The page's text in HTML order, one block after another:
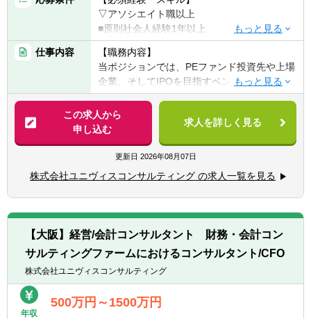
■独立行政法人や国立大学法人に対する会計
監査業務、会計及び内部統制アドバイザリー
業務
■国、中央省庁/地方公共団体に対する会計支
援業務、アドバイザリー業務
■国民から負託された税財源で運営されてい
る公益法人、学校法人、医療法人、社会福祉
■非営利法人に対する会計監査業務、会計及
び内部統制、アドバイザリー業務
▽その他
■IFRS導入支援サービス：短期調査（課題の
■品質管理業務：当法人の品質管理規程・マ
ニュアル等の整備及び運用業務、GTILの品質
管理ルールの導入及び調整など
■データ監査業務：クライアント企業の基幹
正の検出及び分析ツールの選定及び開発など
▽アソシエイト職以上
■原則社会人経験1年以上
■コンサルティング業務への興味・関心
■一緒に会社を創っていくことに対する興
味・関心
▽マネージャー職以上
■財務・会計系コンサルティングファームで
の就業経験3年以上
■監査法人での就業経験3年以上
■事業会社での経理職経験5年以上
■事業会社での経営企画職経験5年以上
■会計や財務に関するコンサルティング業務
の経験をお持ちの方
■監査法人や会計事務所出身の方
■事業会社での経理経験をお持ちの方
■公認会計士資格保有者（試験合格者含む）
仕事内容
【職務内容】
当ポジションでは、PEファンド投資先や上場
企業、そしてIPOを目指すベンチャーに対し
て、経営の現場に深く入り込み、CFO／COO
として企業価値の最大化をリードします。
▽経営コンサルティング業務
■経営企画や経営アクションの立案・実行
■財務モデル・資金繰りモデルの開発支援
■管理会計導入や原価管理体制の構築
■バリュエーション・債権評価・財産評定
■IPO支援、事業計画策定・予実分析
■M&A関連（DD、ストラクチャー立案、実行
支援）
■マーケティング・業務効率化施策の企画・
実行
■株主/ファンド向け経営会議のレポーティン
グ
この求人から
申し込む
求人を詳しく見る
更新日 2026年08月07日
株式会社ユニヴィスコンサルティング の求人一覧を見る
【大阪】経営/会計コンサルタント 財務・会計コン
サルティングファームにおけるコンサルタント/CFO
株式会社ユニヴィスコンサルティング
年収
500万円～1500万円